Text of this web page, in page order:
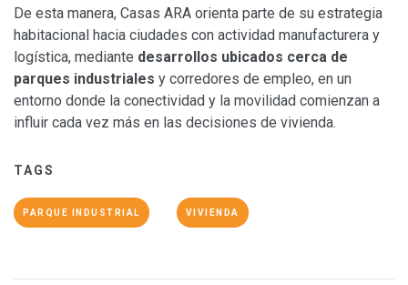
De esta manera, Casas ARA orienta parte de su estrategia
habitacional hacia ciudades con actividad manufacturera y
logística, mediante desarrollos ubicados cerca de
parques industriales y corredores de empleo, en un
entorno donde la conectividad y la movilidad comienzan a
influir cada vez más en las decisiones de vivienda.
TAGS
PARQUE INDUSTRIAL VIVIENDA